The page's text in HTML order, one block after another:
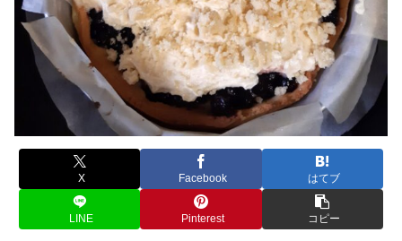
X Facebook はてブ
LINE Pinterest コピー